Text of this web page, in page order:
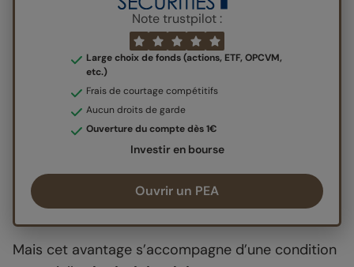
Note trustpilot :
Large choix de fonds (actions, ETF, OPCVM,
etc.)
Frais de courtage compétitifs
Aucun droits de garde
Ouverture du compte dès 1€
Investir en bourse
Ouvrir un PEA
Mais cet avantage s’accompagne d’une condition